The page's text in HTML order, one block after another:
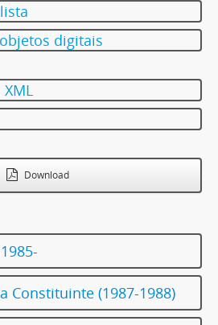
digitais
Download
Constituinte (1987-1988)